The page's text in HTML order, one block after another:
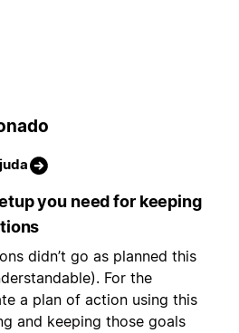
you need for keeping
didn’t go as planned this
For the
a plan of action using this
and keeping those goals